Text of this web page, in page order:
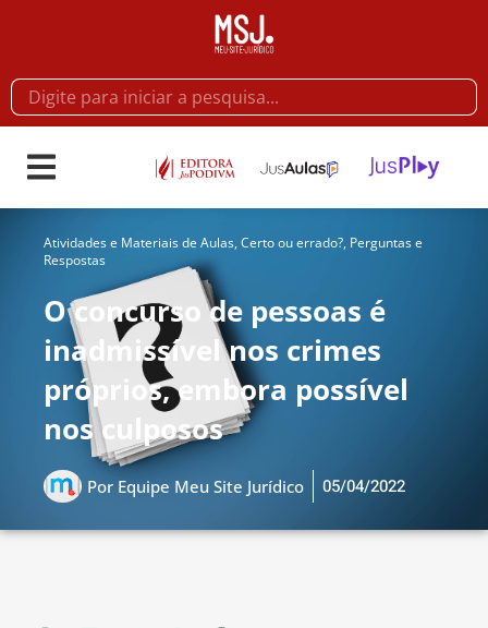
Atividades e Materiais de Aulas, Certo ou errado?, Perguntas e
Respostas
O concurso de pessoas é
inadmissível nos crimes
próprios, embora possível
nos culposos
Por Equipe Meu Site Jurídico 05/04/2022